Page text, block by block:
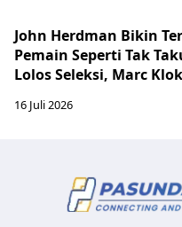
John Herdman Bikin
Pemain Seperti Tak
Lolos Seleksi, Marc
16 Juli 2026